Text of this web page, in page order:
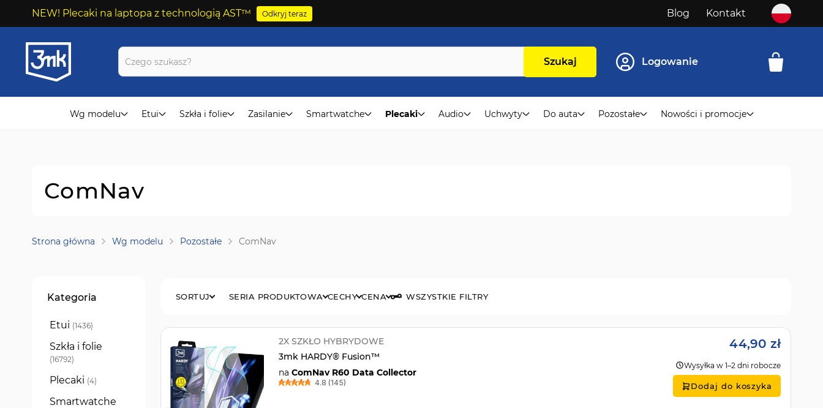
NEW! Plecaki na laptopa z technologią AST™ Odkryj teraz
Przejdź
do
treści
Blog Kontakt
Szukaj Logowanie
Wg modelu Etui Szkła i folie Zasilanie Smartwatche Plecaki Audio Uchwyty Do auta Pozostałe Nowości i promocje
ComNav
Strona główna Wg modelu Pozostałe ComNav
SERIA PRODUKTOWA CECHY CENA WSZYSTKIE FILTRY
SORTUJ
2X SZKŁO HYBRYDOWE
3mk HARDY® Fusion™
na ComNav R60 Data Collector
4.8 (145)
44,90 zł
Wysyłka w 1–2 dni robocze
Dodaj do koszyka
Kategoria
Etui 1436
produkty
Szkła i folie
16792
produkty
Plecaki 4
produkty
Smartwatche